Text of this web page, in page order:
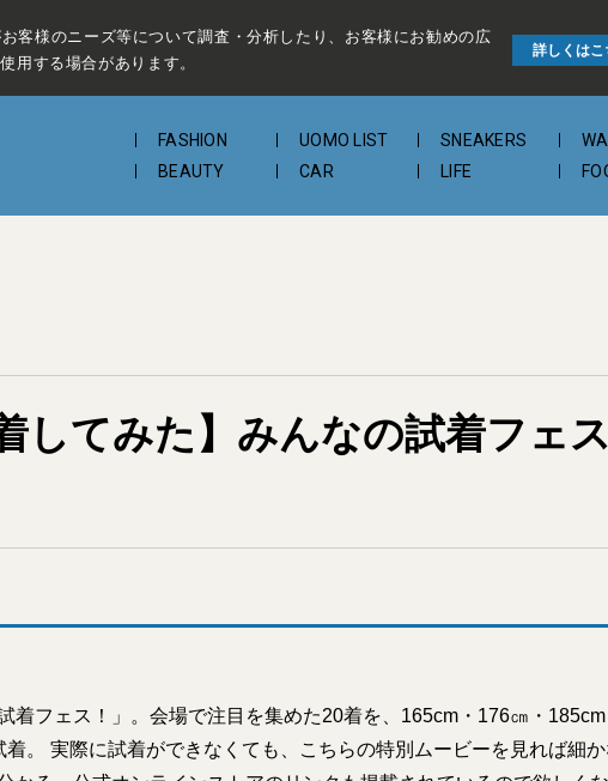
客様のニーズ等について調査・分析したり、お客様にお勧めの広
用する場合があります。
詳しくはこ
FASHION UOMO LIST SNEAKERS
BEAUTY
CAR LIFE
してみた】みんなの試着フェ
着フェス！」。会場で注目を集めた20着を、165cm・176㎝・185cm
。 実際に試着ができなくても、こちらの特別ムービーを見れば細か